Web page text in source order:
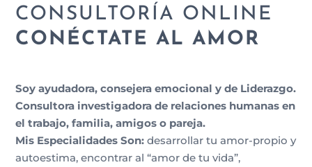
CONSULTORÍA ONLINE
CONÉCTATE AL AMOR
Soy ayudadora, consejera emocional y de Liderazgo.
Consultora investigadora de relaciones humanas en
el trabajo, familia, amigos o pareja.
Mis Especialidades Son: desarrollar tu amor-propio y
autoestima, encontrar al “amor de tu vida”,